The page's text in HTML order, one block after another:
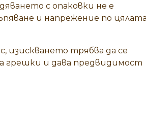
с опаковки не е
и напрежение по
изискването трябва да се
грешки и дава предвидимост